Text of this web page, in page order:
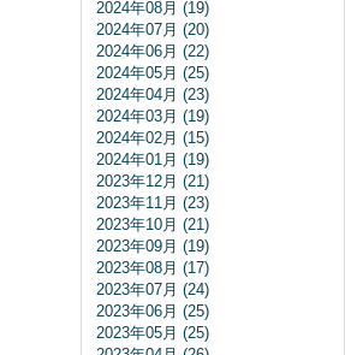
2024年08月 (19)
2024年07月 (20)
2024年06月 (22)
2024年05月 (25)
2024年04月 (23)
2024年03月 (19)
2024年02月 (15)
2024年01月 (19)
2023年12月 (21)
2023年11月 (23)
2023年10月 (21)
2023年09月 (19)
2023年08月 (17)
2023年07月 (24)
2023年06月 (25)
2023年05月 (25)